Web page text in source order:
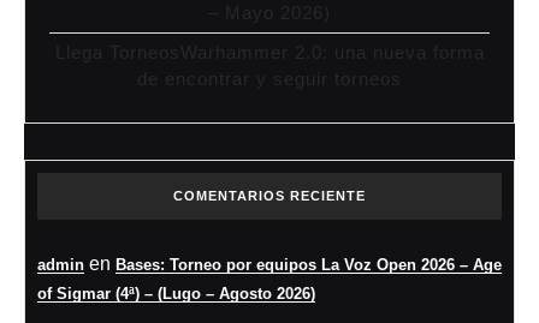
– Mayo 2026)
Llega TorneosWarhammer 2.0: una nueva forma
de encontrar y seguir torneos
COMENTARIOS RECIENTE
admin en Bases: Torneo por equipos La Voz Open 2026 – Age
of Sigmar (4ª) – (Lugo – Agosto 2026)